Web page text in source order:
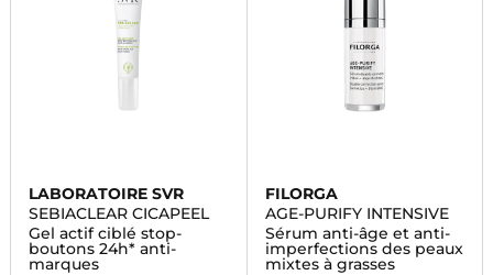
LABORATOIRE SVR
SEBIACLEAR CICAPEEL
Gel actif ciblé stop-
boutons 24h* anti-
marques
FILORGA
AGE-PURIFY INTENSIVE
Sérum anti-âge et anti-
imperfections des peaux
mixtes à grasses